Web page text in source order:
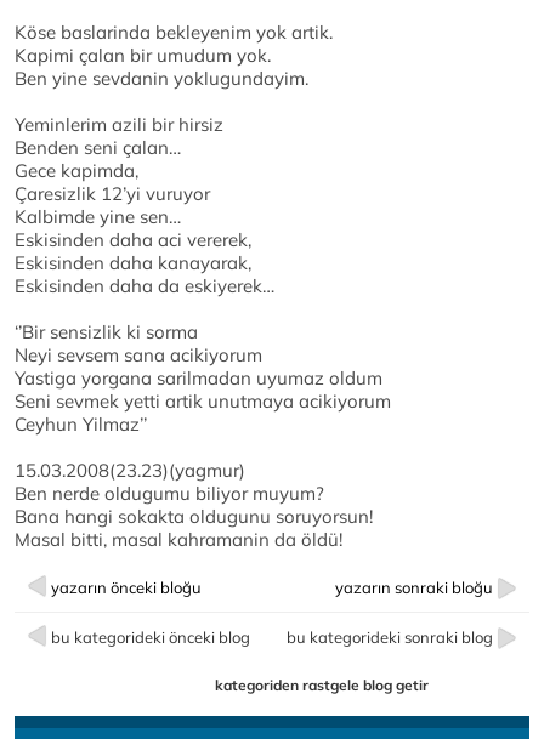
Köse baslarinda bekleyenim yok artik.
Kapimi çalan bir umudum yok.
Ben yine sevdanin yoklugundayim.
Yeminlerim azili bir hirsiz
Benden seni çalan…
Gece kapimda,
Çaresizlik 12’yi vuruyor
Kalbimde yine sen…
Eskisinden daha aci vererek,
Eskisinden daha kanayarak,
Eskisinden daha da eskiyerek…
‘’Bir sensizlik ki sorma
Neyi sevsem sana acikiyorum
Yastiga yorgana sarilmadan uyumaz oldum
Seni sevmek yetti artik unutmaya acikiyorum
Ceyhun Yilmaz’’
15.03.2008(23.23)(yagmur)
Ben nerde oldugumu biliyor muyum?
Bana hangi sokakta oldugunu soruyorsun!
Masal bitti, masal kahramanin da öldü!
yazarın önceki bloğu yazarın sonraki bloğu
bu kategorideki önceki blog bu kategorideki sonraki blog
kategoriden rastgele blog getir